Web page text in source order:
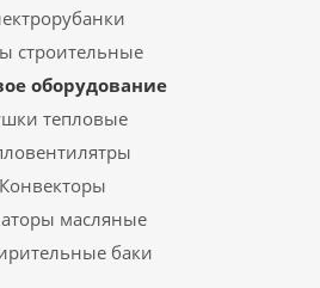
строительные
оборудование
тепловые
Конвекторы
масляные
баки